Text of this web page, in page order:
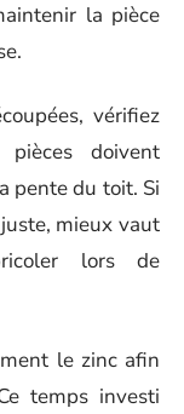
la pièce
vérifiez
doivent
pente du toit. Si
mieux vaut
lors de
le zinc afin
temps investi